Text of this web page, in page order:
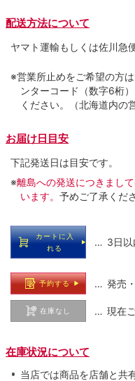
配送方法について
ヤマト運輸もしくは佐川急
※営業所止めをご希望の方
ンターコード（数字6桁
ください。（北海道内の
お届け日目安
下記発送日は目安です。
※離島への発送につきまし
います。 予めご了承くだ
カートに入
れる
… 3日以
予約する … 発売
在庫なし … 現在
在庫状況について
当店では商品を店舗と共